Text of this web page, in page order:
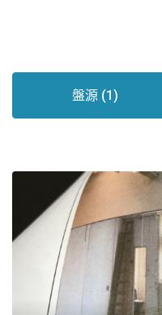
盤源 (1)